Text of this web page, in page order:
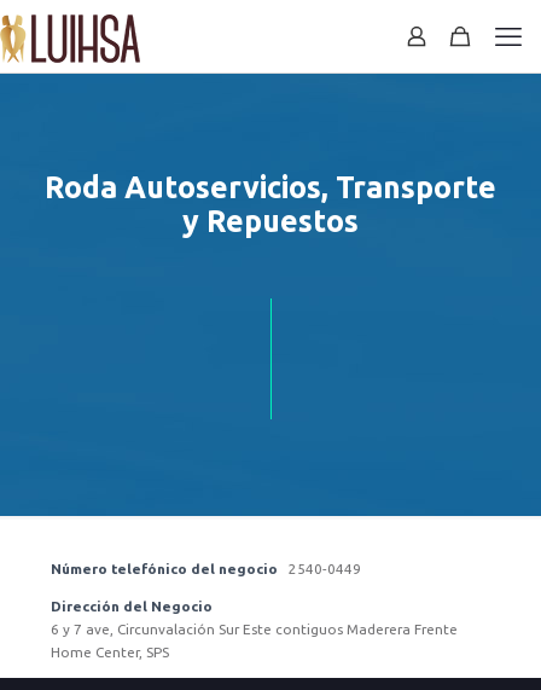
Roda Autoservicios, Transporte
y Repuestos
Número telefónico del negocio 2540-0449
Dirección del Negocio
6 y 7 ave, Circunvalación Sur Este contiguos Maderera Frente
Home Center, SPS